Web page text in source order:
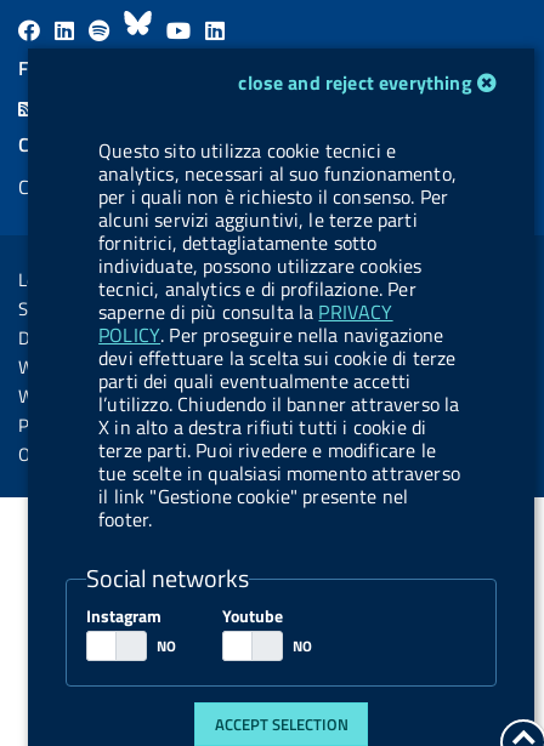
cookie management moduleclose and reject everything
Questo sito utilizza cookie tecnici e
analytics, necessari al suo funzionamento,
per i quali non è richiesto il consenso. Per
alcuni servizi aggiuntivi, le terze parti
fornitrici, dettagliatamente sotto
individuate, possono utilizzare cookies
tecnici, analytics e di profilazione. Per
saperne di più consulta la PRIVACY
POLICY. Per proseguire nella navigazione
devi effettuare la scelta sui cookie di terze
parti dei quali eventualmente accetti
l’utilizzo. Chiudendo il banner attraverso la
X in alto a destra rifiuti tutti i cookie di
terze parti. Puoi rivedere e modificare le
tue scelte in qualsiasi momento attraverso
il link "Gestione cookie" presente nel
footer.
Social networks
Instagram Youtube
ACCEPT SELECTION
F
a
L
i
a
l
.
b
u
t
t
o
n
.
s
p
o
i
f
B
l
s
k
y
Y
o
u
b
e
i
e
d
i
n
FEED RSS
COOKIES
Cookie management
Sezione Link Utili
Legal notice
Social Media Policy
Dichiarazione di accessibilità
Web accessibility
Website statistics
Privacy
Online services